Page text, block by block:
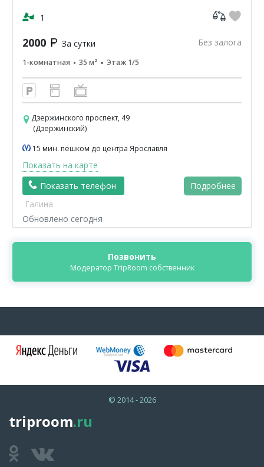
1
2000 За сутки Без залога
1-комнатная 35 м² Этаж 1/5
Дзержинского проспект, 49
(Дзержинский)
15 мин. пешком до центра Ярославля
Показать на карте
Показать телефон
Подробнее
Галина
Обновлено сегодня
Позвонить
Модератор TripRoom собственник
© 2014 - 2026
triproom.ru